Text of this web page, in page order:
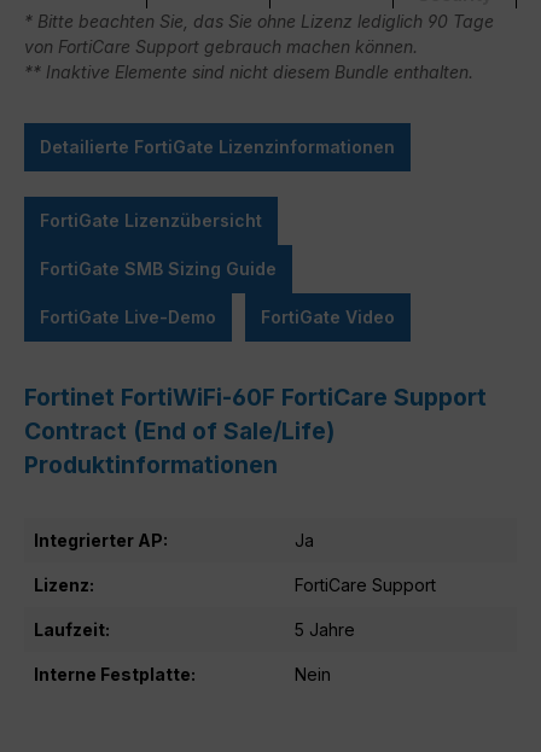
* Bitte beachten Sie, das Sie ohne Lizenz lediglich 90 Tage
von FortiCare Support gebrauch machen können.
** Inaktive Elemente sind nicht diesem Bundle enthalten.
Detailierte FortiGate Lizenzinformationen
FortiGate Lizenzübersicht
FortiGate SMB Sizing Guide
FortiGate Live-Demo FortiGate Video
Fortinet FortiWiFi-60F FortiCare Support
Contract (End of Sale/Life)
Produktinformationen
Integrierter AP: Ja
Lizenz: FortiCare Support
Laufzeit: 5 Jahre
Interne Festplatte: Nein